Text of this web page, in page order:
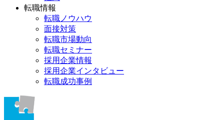
転職情報
転職ノウハウ
面接対策
転職市場動向
転職セミナー
採用企業情報
採用企業インタビュー
転職成功事例